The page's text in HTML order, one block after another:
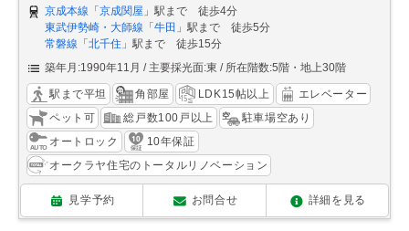
京成本線 「 京成関屋 」駅まで 徒歩4分
東武伊勢崎・大師線 「 牛田 」駅まで 徒歩5分
常磐線 「 北千住 」駅まで 徒歩15分
築年月:1990年11月
主要採光面:東 所在階数:5階・地上30階
駅まで平坦 角部屋 LDK15帖以上
エレベーター
ペット可
総戸数100戸以上
駐車場空あり
オートロック
10年保証
オークラヤ住宅のトータルリノベーション
見学予約 お問合せ 詳細を見る